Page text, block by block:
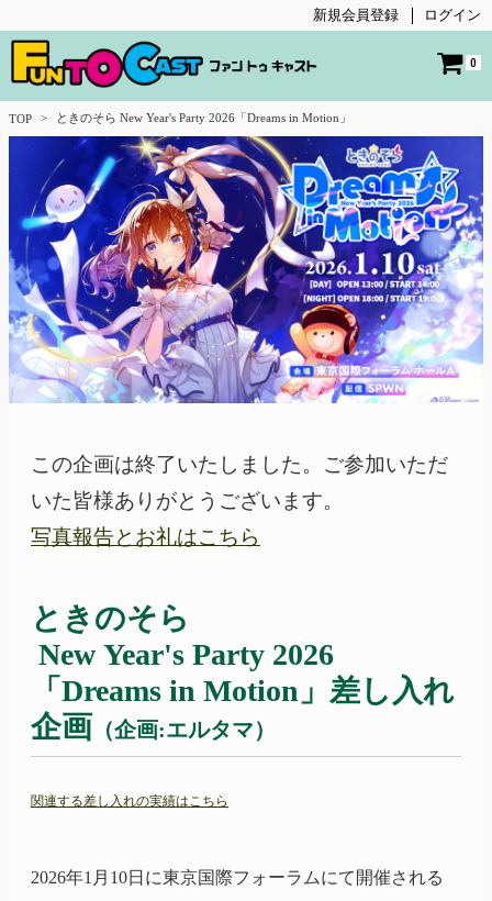
新規会員登録 ログイン
0
TOP ときのそら New Year's Party 2026「Dreams in Motion」
この企画は終了いたしました。ご参加いただ
いた皆様ありがとうございます。
写真報告とお礼はこちら
ときのそら
New Year's Party 2026
「Dreams in Motion」 差し入れ
企画 （企画:エルタマ）
関連する差し入れの実績はこちら
2026年1月10日に東京国際フォーラムにて開催される